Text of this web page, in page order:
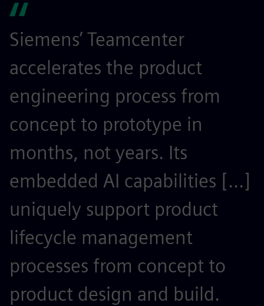
Siemens’ Teamcenter
accelerates the product
engineering process from
concept to prototype in
months, not years. Its
embedded AI capabilities [...]
uniquely support product
lifecycle management
processes from concept to
product design and build.